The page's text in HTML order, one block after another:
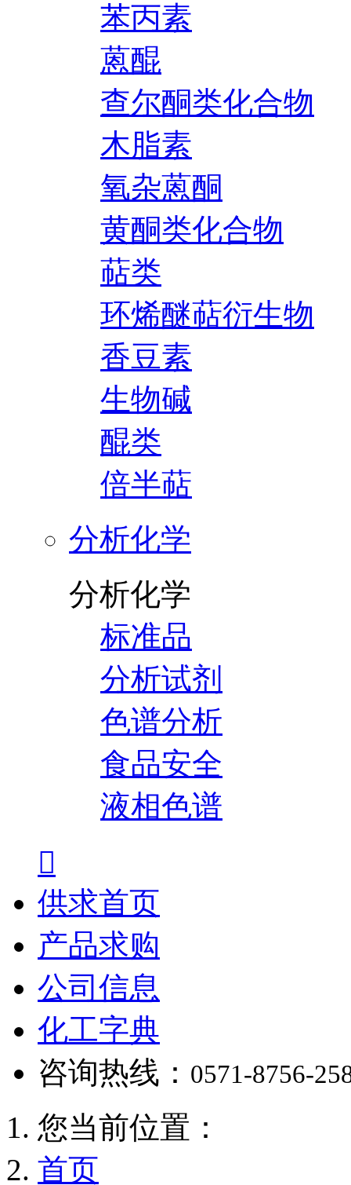
苯丙素
蒽醌
查尔酮类化合物
木脂素
氧杂蒽酮
黄酮类化合物
萜类
环烯醚萜衍生物
香豆素
生物碱
醌类
倍半萜
分析化学
分析化学
标准品
分析试剂
色谱分析
食品安全
液相色谱

供求首页
产品求购
公司信息
化工字典
咨询热线： 0571-8756-
您当前位置：
首页